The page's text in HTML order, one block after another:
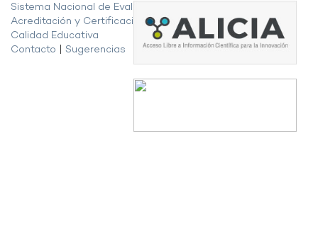
Sistema Nacional de Evaluación,
Acreditación y Certificación de la
Calidad Educativa
Contacto
Sugerencias